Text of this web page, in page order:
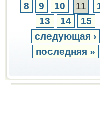
8
9 10 11
13
14
15
следующая ›
последняя »